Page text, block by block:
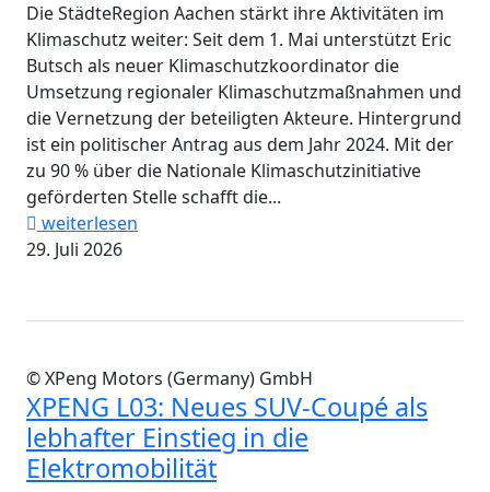
Die StädteRegion Aachen stärkt ihre Aktivitäten im
Klimaschutz weiter: Seit dem 1. Mai unterstützt Eric
Butsch als neuer Klimaschutzkoordinator die
Umsetzung regionaler Klimaschutzmaßnahmen und
die Vernetzung der beteiligten Akteure. Hintergrund
ist ein politischer Antrag aus dem Jahr 2024. Mit der
zu 90 % über die Nationale Klimaschutzinitiative
geförderten Stelle schafft die...
weiterlesen
29. Juli 2026
© XPeng Motors (Germany) GmbH
XPENG L03: Neues SUV-Coupé als
lebhafter Einstieg in die
Elektromobilität